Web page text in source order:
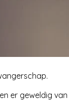
er geweldig